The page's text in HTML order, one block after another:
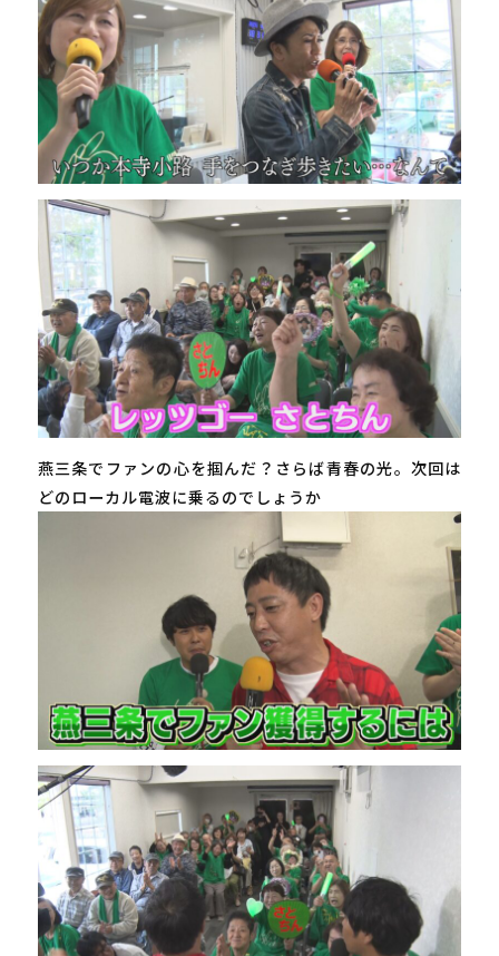
燕三条でファンの心を掴んだ？さらば青春の光。次回は
どのローカル電波に乗るのでしょうか